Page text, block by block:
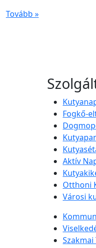
Tovább »
Fogkő-
Aktív
Otthoni
Városi
Szakmai